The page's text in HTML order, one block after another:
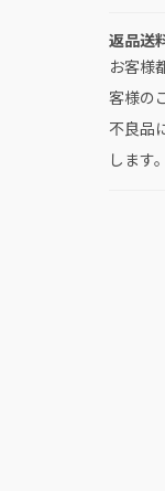
返品送
お客様
客様の
不良品
します。